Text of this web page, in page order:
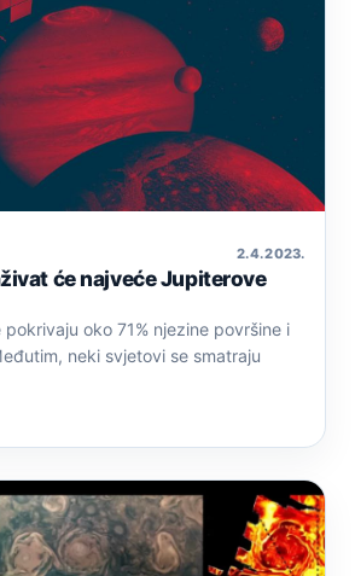
2. 4. 2023.
će najveće Jupiterove
pokrivaju oko 71% njezine površine i
neki svjetovi se smatraju